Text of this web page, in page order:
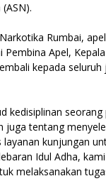
Rumbai,
Apel,
kepada
kedisiplinan
tentang
kunjungan
Idul Adha,
melaksanakan